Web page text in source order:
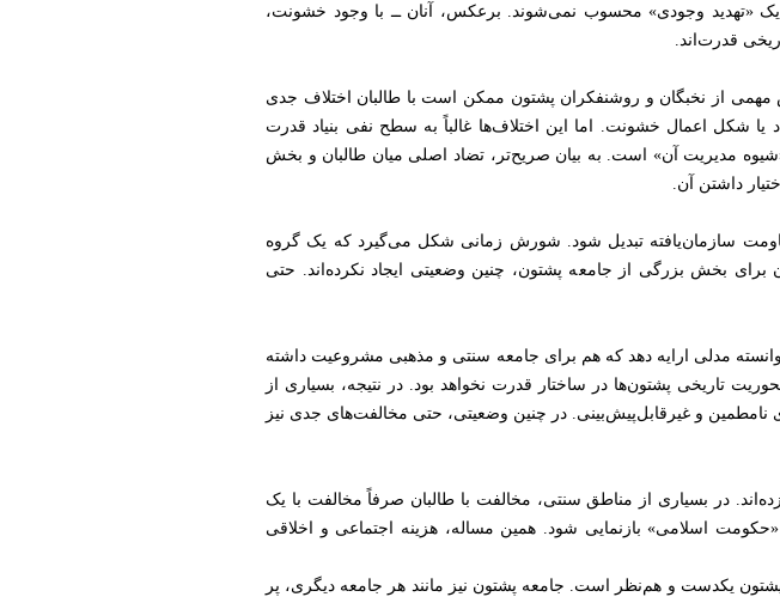
یک «تهدید وجودی» محسوب نمی‌شوند. برعکس، آنان ــ با وجود خشونت،
قدرت‌اند.
از نخبگان و روشنفکران پشتون ممکن است با طالبان اختلاف جدی
یا شکل اعمال خشونت. اما این اختلاف‌ها غالباً به سطح نفی بنیاد قدرت
مدیریت آن» است. به بیان صریح‌تر، تضاد اصلی میان طالبان و بخش
داشتن آن.
سازمان‌یافته تبدیل شود. شورش زمانی شکل می‌گیرد که یک گروه
برای بخش بزرگی از جامعه پشتون، چنین وضعیتی ایجاد نکرده‌اند. حتی
مدلی ارایه دهد که هم برای جامعه سنتی و مذهبی مشروعیت داشته
تاریخی پشتون‌ها در ساختار قدرت نخواهد بود. در نتیجه، بسیاری از
نامطمین و غیرقابل‌پیش‌بینی. در چنین وضعیتی، حتی مخالفت‌های جدی نیز
در بسیاری از مناطق سنتی، مخالفت با طالبان صرفاً مخالفت با یک
اسلامی» بازنمایی شود. همین مساله، هزینه اجتماعی و اخلاقی
پشتون یکدست و هم‌نظر است. جامعه پشتون نیز مانند هر جامعه دیگری، پر